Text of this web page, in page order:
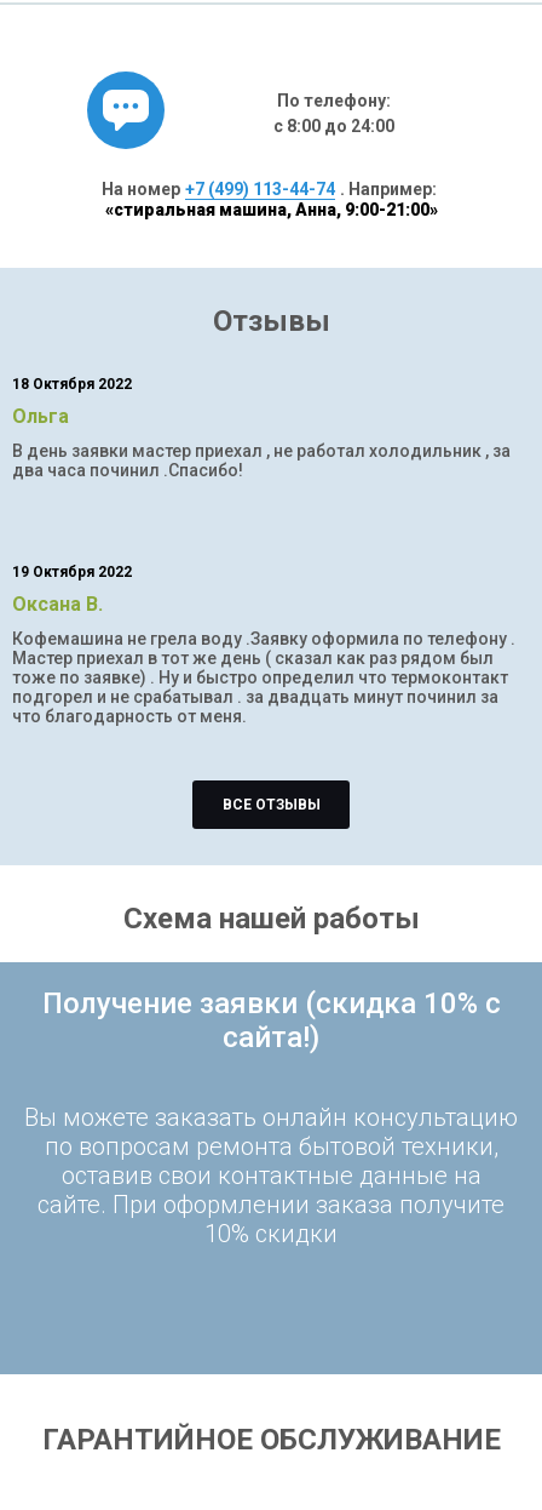
По телефону:
с 8:00 до 24:00
На номер +7 (499) 113-44-74 . Например:
«стиральная машина, Анна, 9:00-21:00»
Отзывы
18 Октября 2022
Ольга
В день заявки мастер приехал , не работал холодильник , за
два часа починил .Спасибо!
19 Октября 2022
Оксана В.
Кофемашина не грела воду .Заявку оформила по телефону .
Мастер приехал в тот же день ( сказал как раз рядом был
тоже по заявке) . Ну и быстро определил что термоконтакт
подгорел и не срабатывал . за двадцать минут починил за
что благодарность от меня.
ВСЕ ОТЗЫВЫ
Схема нашей работы
Получение заявки (скидка 10% с
сайта!)
Вы можете заказать онлайн консультацию
по вопросам ремонта бытовой техники,
оставив свои контактные данные на
сайте. При оформлении заказа получите
10% скидки
ГАРАНТИЙНОЕ ОБСЛУЖИВАНИЕ